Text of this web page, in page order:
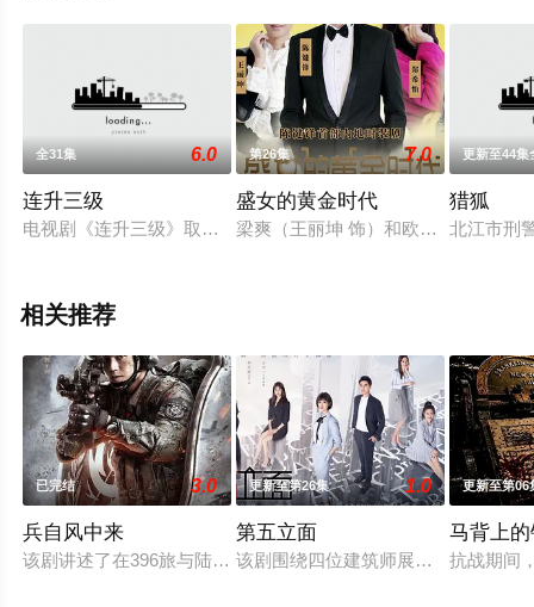
全31集 6.0
连升三级
电视剧《连升三级》取材于著名 相声表演艺术家刘宝瑞的同名
第26集 7.0
盛女的黄金时代
梁爽（王丽坤 饰）和欧乐乐（王丹
更新至44集
猎狐
北江市刑
相关推荐
已完结 3.0
兵自风中来
该剧讲述了在396旅与陆军步兵学院联合举办的小型军事演习中
更新至第26集 1.0
第五立面
该剧围绕四位建筑师展开，讲述了他
更新至第06
马背上
抗战期间